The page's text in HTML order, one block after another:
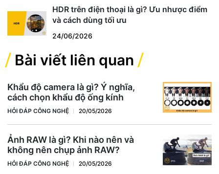
HDR trên điện thoại là gì? Ưu nhược điểm
và cách dùng tối ưu
24/06/2026
Bài viết liên quan
Khẩu độ camera là gì? Ý nghĩa,
cách chọn khẩu độ ống kính
HỎI ĐÁP CÔNG NGHỆ 20/05/2026
Ảnh RAW là gì? Khi nào nên và
không nên chụp ảnh RAW?
HỎI ĐÁP CÔNG NGHỆ 20/05/2026